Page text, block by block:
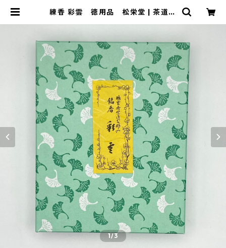
練香 彩雲 徳用品 松栄堂 | 茶道具
1/3